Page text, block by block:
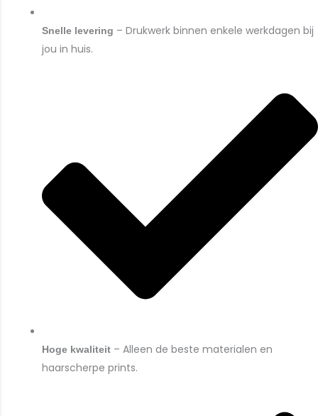
Snelle levering – Drukwerk binnen enkele werkdagen bij
jou in huis.
Hoge kwaliteit – Alleen de beste materialen en
haarscherpe prints.